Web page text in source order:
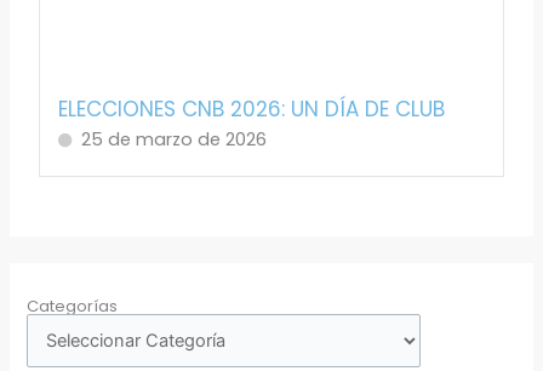
ELECCIONES CNB 2026: UN DÍA DE CLUB
25 de marzo de 2026
Categorías